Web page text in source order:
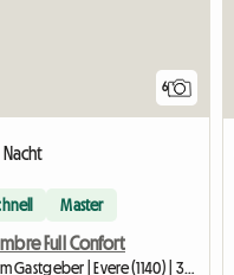
6
Master
Full Confort
Unterkunft beim Gastgeber | Evere (1140) | 32 M2